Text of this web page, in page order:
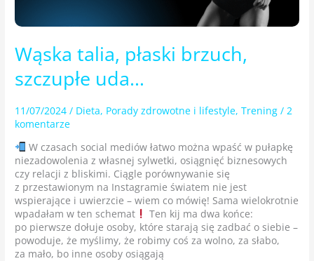
Wąska talia, płaski brzuch,
szczupłe uda…
11/07/2024/ Dieta, Porady zdrowotne i lifestyle,Trening /2
komentarze
W czasach social mediów łatwo można wpaść w pułapkę
niezadowolenia z własnej sylwetki, osiągnięć biznesowych
czy relacji z bliskimi. Ciągle porównywanie się
z przestawionym na Instagramie światem nie jest
wspierające i uwierzcie – wiem co mówię! Sama wielokrotnie
wpadałam w ten schemat
Ten kij ma dwa końce:
po pierwsze dołuje osoby, które starają się zadbać o siebie –
powoduje, że myślimy, że robimy coś za wolno, za słabo,
za mało, bo inne osoby osiągają